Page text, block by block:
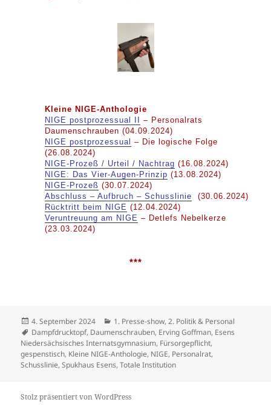
Kleine NIGE-Anthologie
NIGE postprozessual II
– Personalrats
Daumenschrauben (04.09.2024)
NIGE postprozessual – Die logische Folge
(26.08.2024)
NIGE-Prozeß / Urteil / Nachtrag (16.08.2024)
NIGE: Das Vier-Augen-Prinzip (13.08.2024)
NIGE-Prozeß (30.07.2024)
Abschluss – Aufbruch – Schusslinie (30.06.2024)
Rücktritt beim NIGE (12.04.2024)
Veruntreuung am NIGE – Detlefs Nebelkerze
(23.03.2024)
***
Veröffentlicht
am
4. September 2024 Kategorien
1. Presse-show,2. Politik & Personal
Schlagwörter
Dampfdrucktopf, Daumenschrauben, Erving Goffman, Esens
Niedersächsisches Internatsgymnasium, Fürsorgepflicht,
gespenstisch, Kleine NIGE-Anthologie, NIGE, Personalrat,
Schusslinie,Spukhaus Esens,Totale Institution
Stolz präsentiert von WordPress